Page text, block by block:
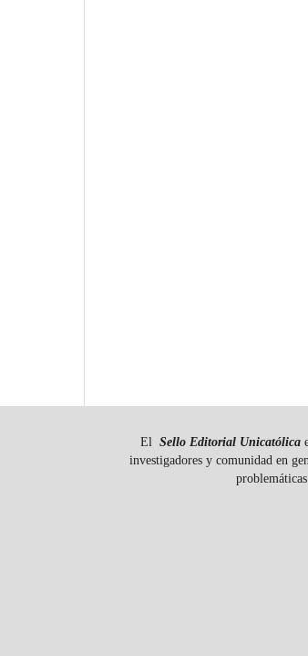
El Sello Editorial Unicatólica
investigadores y comunidad en